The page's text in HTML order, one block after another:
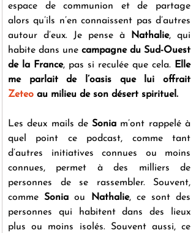
espace de communion et de partage
alors qu’ils n’en connaissent pas d’autres
autour d’eux. Je pense à
Nathalie, qui
habite dans une campagne du Sud-Ouest
de la France, pas si reculée que cela. Elle
Zeteo au milieu de son désert spirituel.
Les deux mails de Sonia m’ont rappelé à
quel point ce podcast, comme tant
d’autres initiatives connues ou moins
connues, permet à des milliers de
personnes de se rassembler. Souvent,
comme Sonia ou Nathalie, ce sont des
personnes qui habitent dans des lieux
plus ou moins isolés. Souvent aussi, ce